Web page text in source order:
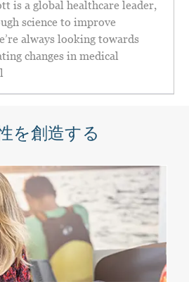
is a global healthcare leader,
science to improve
always looking towards
changes in medical
を創造する